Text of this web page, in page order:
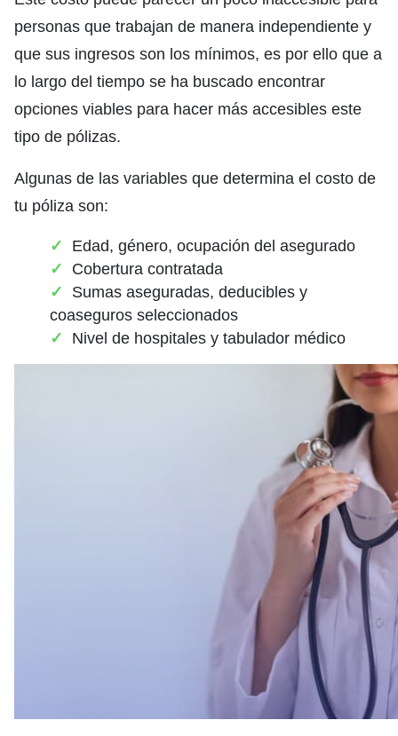
personas que trabajan de manera independiente y
que sus ingresos son los mínimos, es por ello que a
lo largo del tiempo se ha buscado encontrar
opciones viables para hacer más accesibles este
tipo de pólizas.
Algunas de las variables que determina el costo de
tu póliza son:
Edad, género, ocupación del asegurado
Cobertura contratada
Sumas aseguradas, deducibles y
coaseguros seleccionados
Nivel de hospitales y tabulador médico